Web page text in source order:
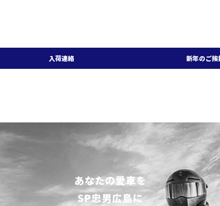
入荷連絡 新年のご挨
あなたの愛車を
SP忠男広島に